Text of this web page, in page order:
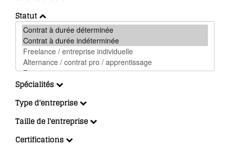
Statut
Spécialités
Type d'entreprise
Taille de l'entreprise
Certifications